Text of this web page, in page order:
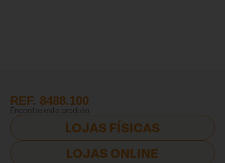
REF. 8488.100
Encontre este produto
LOJAS FÍSICAS
LOJAS ONLINE